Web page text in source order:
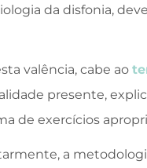
da disfonia,
valência, cabe ao
presente,
de exercícios
a